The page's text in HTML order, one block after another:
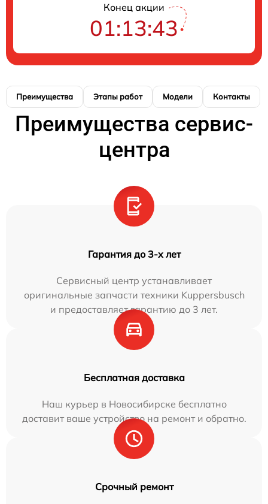
Конец акции
01:13:42
Преимущества Этапы работ Модели Контакты
Преимущества сервис-
центра
Гарантия до 3-х лет
Сервисный центр устанавливает
оригинальные запчасти техники Kuppersbusch
и предоставляет гарантию до 3 лет.
Бесплатная доставка
Наш курьер в Новосибирске бесплатно
доставит ваше устройство на ремонт и обратно.
Срочный ремонт